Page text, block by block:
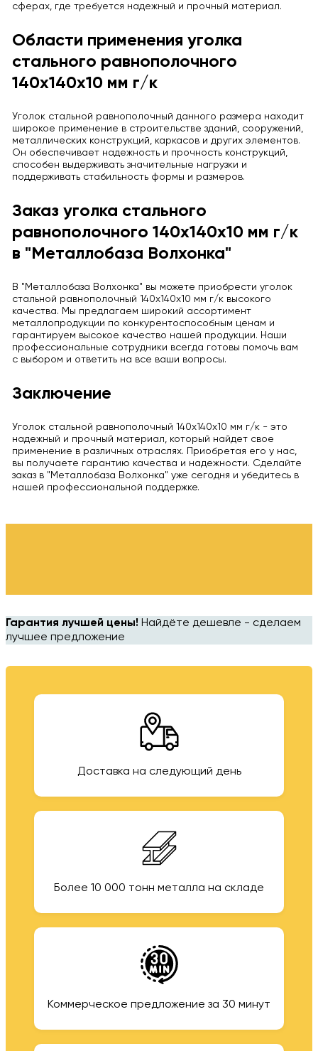
сферах, где требуется надежный и прочный материал.
Области применения уголка
стального равнополочного
140x140x10 мм г/к
Уголок стальной равнополочный данного размера находит
широкое применение в строительстве зданий, сооружений,
металлических конструкций, каркасов и других элементов.
Он обеспечивает надежность и прочность конструкций,
способен выдерживать значительные нагрузки и
поддерживать стабильность формы и размеров.
Заказ уголка стального
равнополочного 140x140x10 мм г/к
в "Металлобаза Волхонка"
В "Металлобаза Волхонка" вы можете приобрести уголок
стальной равнополочный 140x140x10 мм г/к высокого
качества. Мы предлагаем широкий ассортимент
металлопродукции по конкурентоспособным ценам и
гарантируем высокое качество нашей продукции. Наши
профессиональные сотрудники всегда готовы помочь вам
с выбором и ответить на все ваши вопросы.
Заключение
Уголок стальной равнополочный 140x140x10 мм г/к - это
надежный и прочный материал, который найдет свое
применение в различных отраслях. Приобретая его у нас,
вы получаете гарантию качества и надежности. Сделайте
заказ в "Металлобаза Волхонка" уже сегодня и убедитесь в
нашей профессиональной поддержке.
Гарантия лучшей цены! Найдёте дешевле - сделаем
лучшее предложение
Доставка на следующий день
Более 10 000 тонн металла на складе
Коммерческое предложение за 30 минут